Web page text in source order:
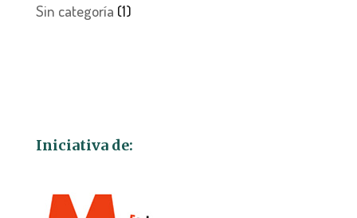
Sin categoría (1)
Iniciativa de: